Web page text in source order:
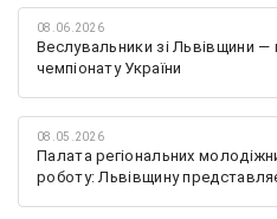
08.06.2026
Веслувальники зі Львівщини —
чемпіонату України
08.05.2026
Палата регіональних
роботу: Львівщину